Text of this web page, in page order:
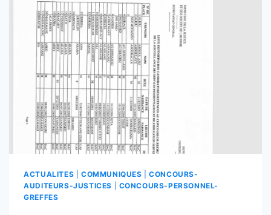
DE
APES
ACTUALITES COMMUNIQUES |CONCOURS-
AUDITEURS-JUSTICES
CONCOURS-PERSONNEL-
GREFFES